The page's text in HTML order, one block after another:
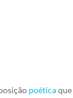
poética